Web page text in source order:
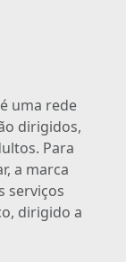
uma rede
dirigidos,
Para
a marca
serviços
dirigido a